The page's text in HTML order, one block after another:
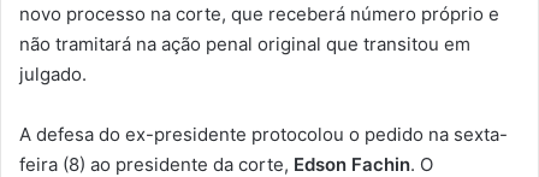
novo processo na corte, que receberá número próprio e
não tramitará na ação penal original que transitou em
julgado.
A defesa do ex-presidente protocolou o pedido na sexta-
feira (8) ao presidente da corte, Edson Fachin. O